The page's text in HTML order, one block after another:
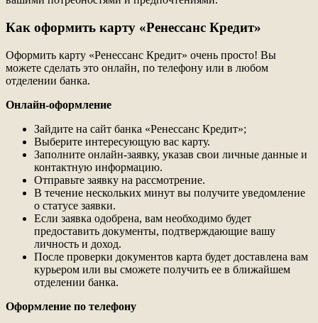
Как оформить карту «Ренессанс Кредит»
Оформить карту «Ренессанс Кредит» очень просто! Вы
можете сделать это онлайн, по телефону или в любом
отделении банка.
Онлайн-оформление
Зайдите на сайт банка «Ренессанс Кредит»;
Выберите интересующую вас карту.
Заполните онлайн-заявку, указав свои личные данные и
контактную информацию.
Отправьте заявку на рассмотрение.
В течение нескольких минут вы получите уведомление
о статусе заявки.
Если заявка одобрена, вам необходимо будет
предоставить документы, подтверждающие вашу
личность и доход.
После проверки документов карта будет доставлена вам
курьером или вы сможете получить ее в ближайшем
отделении банка.
Оформление по телефону